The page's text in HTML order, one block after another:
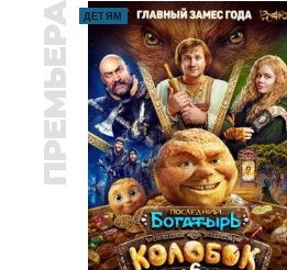
ПРЕМЬЕРА ДЕТЯМ